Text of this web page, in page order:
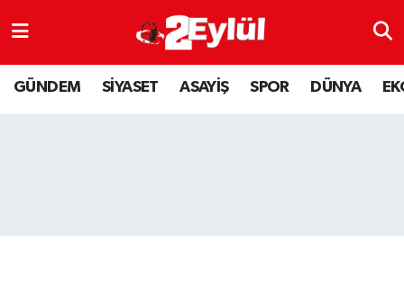
GÜNDEM SİYASET ASAYİŞ SPOR DÜNYA
ASAYİŞ
DÜNYA
Nöbetçi Eczaneler
Hava Durumu